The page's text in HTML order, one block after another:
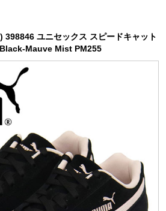
398846 ユニセックス スピードキャット
Mauve Mist PM255